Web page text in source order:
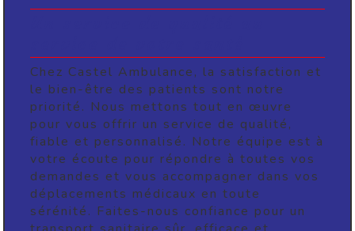
Chez Castel Ambulance, la satisfaction et
le bien-être des patients sont notre
priorité. Nous mettons tout en œuvre
pour vous offrir un service de qualité,
fiable et personnalisé. Notre équipe est à
votre écoute pour répondre à toutes vos
demandes et vous accompagner dans vos
déplacements médicaux en toute
sérénité. Faites-nous confiance pour un